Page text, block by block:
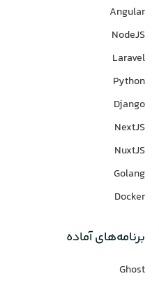
Angular
NodeJS
Laravel
Python
Django
NextJS
NuxtJS
Golang
Docker
برنامه‌های‌ آماده
Ghost